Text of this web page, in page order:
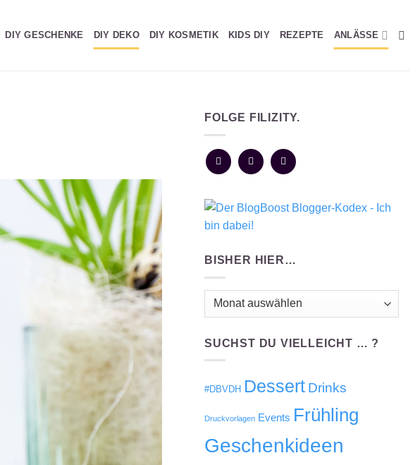
DIY GESCHENKE DIY DEKO DIY KOSMETIK KIDS DIY REZEPTE ANLÄSSE
FOLGE FILIZITY.
BISHER HIER…
Bisher
SUCHST DU VIELLEICHT … ?
#DBVDH Dessert Drinks
Druckvorlagen Events Frühling
Geschenkideen